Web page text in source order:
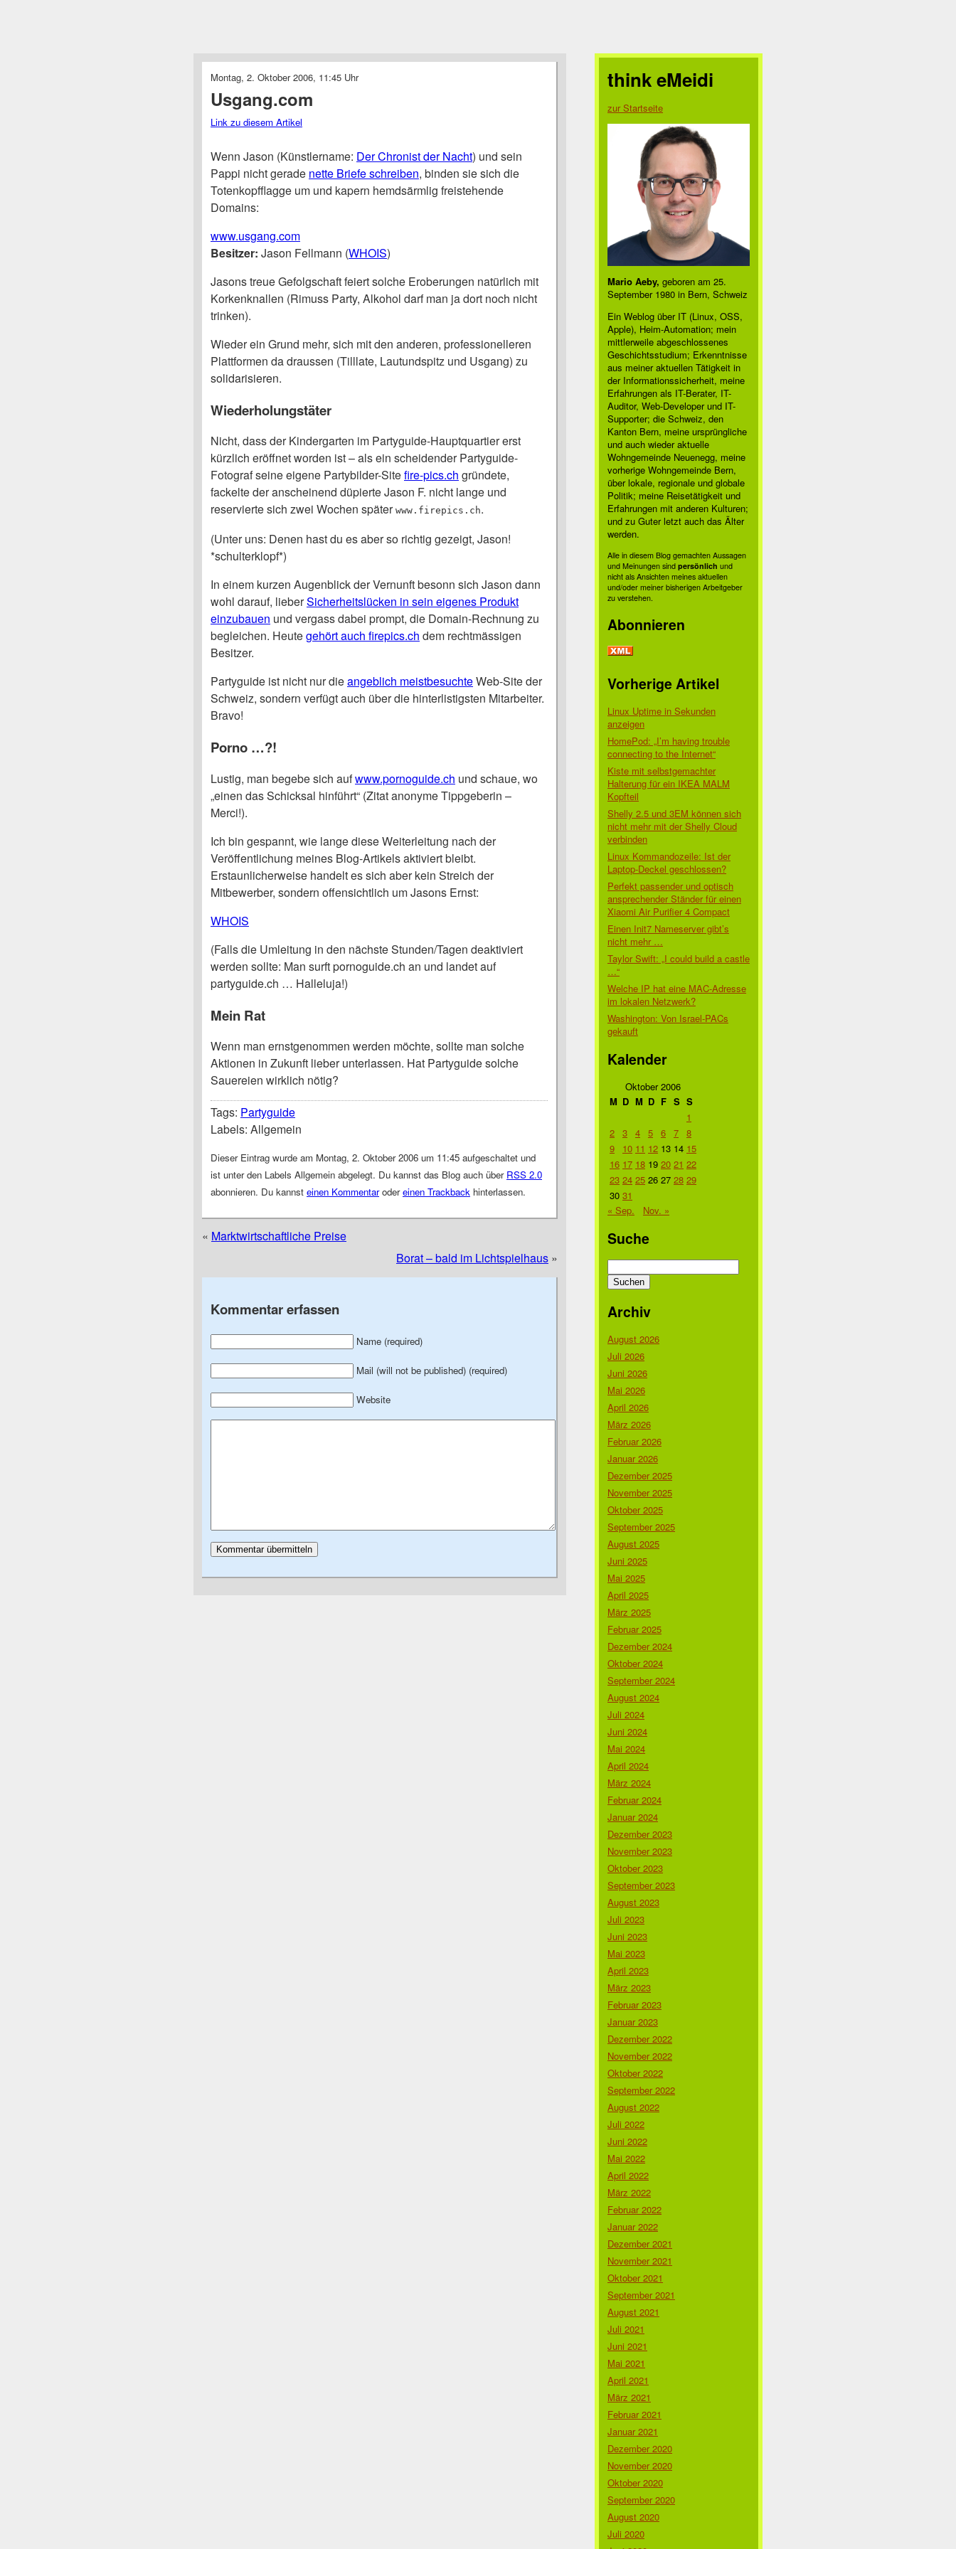
Montag, 2. Oktober 2006, 11:45 Uhr
Usgang.com
Link zu diesem Artikel
Wenn Jason (Künstlername: Der Chronist der Nacht) und sein
Pappi nicht gerade nette Briefe schreiben, binden sie sich die
Totenkopfflagge um und kapern hemdsärmlig freistehende
Domains:
www.usgang.com
Besitzer: Jason Fellmann (WHOIS)
Jasons treue Gefolgschaft feiert solche Eroberungen natürlich mit
Korkenknallen (Rimuss Party, Alkohol darf man ja dort noch nicht
trinken).
Wieder ein Grund mehr, sich mit den anderen, professionelleren
Plattformen da draussen (Tilllate, Lautundspitz und Usgang) zu
solidarisieren.
Wiederholungstäter
Nicht, dass der Kindergarten im Partyguide-Hauptquartier erst
kürzlich eröffnet worden ist – als ein scheidender Partyguide-
Fotograf seine eigene Partybilder-Sitefire-pics.ch gründete,
fackelte der anscheinend düpierte Jason F. nicht lange und
reservierte sich zwei Wochen später www.firepics.ch.
(Unter uns: Denen hast du es aber so richtig gezeigt, Jason!
*schulterklopf*)
In einem kurzen Augenblick der Vernunft besonn sich Jason dann
wohl darauf, lieberSicherheitslücken in sein eigenes Produkt
einzubauen und vergass dabei prompt, die Domain-Rechnung zu
begleichen. Heutegehört auch firepics.ch dem rechtmässigen
Besitzer.
Partyguide ist nicht nur dieangeblich meistbesuchteWeb-Site der
Schweiz, sondern verfügt auch über die hinterlistigsten Mitarbeiter.
Bravo!
Porno …?!
Lustig, man begebe sich aufwww.pornoguide.ch und schaue, wo
„einen das Schicksal hinführt“ (Zitat anonyme Tippgeberin –
Merci!).
Ich bin gespannt, wie lange diese Weiterleitung nach der
Veröffentlichung meines Blog-Artikels aktiviert bleibt.
Erstaunlicherweise handelt es sich aber kein Streich der
Mitbewerber, sondern offensichtlich um Jasons Ernst:
WHOIS
(Falls die Umleitung in den nächste Stunden/Tagen deaktiviert
werden sollte: Man surft pornoguide.ch an und landet auf
partyguide.ch … Halleluja!)
Mein Rat
Wenn man ernstgenommen werden möchte, sollte man solche
Aktionen in Zukunft lieber unterlassen. Hat Partyguide solche
Sauereien wirklich nötig?
Tags: Partyguide
Labels: Allgemein
Dieser Eintrag wurde am Montag, 2. Oktober 2006 um 11:45 aufgeschaltet und
ist unter den Labels Allgemein abgelegt. Du kannst das Blog auch über RSS 2.0
abonnieren. Du kannst einen Kommentarodereinen Trackback hinterlassen.
« Marktwirtschaftliche Preise
Borat – bald im Lichtspielhaus »
Kommentar erfassen
Name (required)
Mail (will not be published) (required)
Website
think eMeidi
zur Startseite
Mario Aeby, geboren am 25.
September 1980 in Bern, Schweiz
Ein Weblog über IT (Linux, OSS,
Apple), Heim-Automation; mein
mittlerweile abgeschlossenes
Geschichtsstudium; Erkenntnisse
aus meiner aktuellen Tätigkeit in
der Informationssicherheit, meine
Erfahrungen als IT-Berater, IT-
Auditor, Web-Developer und IT-
Supporter; die Schweiz, den
Kanton Bern, meine ursprüngliche
und auch wieder aktuelle
Wohngemeinde Neuenegg, meine
vorherige Wohngemeinde Bern,
über lokale, regionale und globale
Politik; meine Reisetätigkeit und
Erfahrungen mit anderen Kulturen;
und zu Guter letzt auch das Älter
werden.
Alle in diesem Blog gemachten Aussagen
und Meinungen sind persönlich und
nicht als Ansichten meines aktuellen
und/oder meiner bisherigen Arbeitgeber
zu verstehen.
Abonnieren
Vorherige Artikel
Linux Uptime in Sekunden
anzeigen
HomePod: „I’m having trouble
connecting to the Internet“
Kiste mit selbstgemachter
Halterung für ein IKEA MALM
Kopfteil
Shelly 2.5 und 3EM können sich
nicht mehr mit der Shelly Cloud
verbinden
Linux Kommandozeile: Ist der
Laptop-Deckel geschlossen?
Perfekt passender und optisch
ansprechender Ständer für einen
Xiaomi Air Purifier 4 Compact
Einen Init7 Nameserver gibt’s
nicht mehr …
Taylor Swift: „I could build a castle
…“
Welche IP hat eine MAC-Adresse
im lokalen Netzwerk?
Washington: Von Israel-PACs
gekauft
Kalender
Oktober 2006
M D M D F S S
1
2 3 4 5 6 7 8
9
10 11 12 13 14 15
16 17 18 19 20 21 22
23 24 25 26 27 28 29
30 31
« Sep.
Nov. »
Suche
nach:
Archiv
August 2026
Juli 2026
Juni 2026
Mai 2026
April 2026
März 2026
Februar 2026
Januar 2026
Dezember 2025
November 2025
Oktober 2025
September 2025
August 2025
Juni 2025
Mai 2025
April 2025
März 2025
Februar 2025
Dezember 2024
Oktober 2024
September 2024
August 2024
Juli 2024
Juni 2024
Mai 2024
April 2024
März 2024
Februar 2024
Januar 2024
Dezember 2023
November 2023
Oktober 2023
September 2023
August 2023
Juli 2023
Juni 2023
Mai 2023
April 2023
März 2023
Februar 2023
Januar 2023
Dezember 2022
November 2022
Oktober 2022
September 2022
August 2022
Juli 2022
Juni 2022
Mai 2022
April 2022
März 2022
Februar 2022
Januar 2022
Dezember 2021
November 2021
Oktober 2021
September 2021
August 2021
Juli 2021
Juni 2021
Mai 2021
April 2021
März 2021
Februar 2021
Januar 2021
Dezember 2020
November 2020
Oktober 2020
September 2020
August 2020
Juli 2020